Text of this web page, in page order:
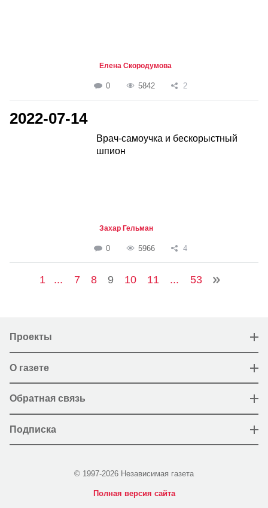
Елена Скородумова
0 5842 2
2022-07-14
Врач-самоучка и бескорыстный
шпион
Захар Гельман
0 5966 4
1 ... 7 8 9 10 11 ... 53
Проекты
О газете
Обратная связь
Подписка
© 1997-2026 Независимая газета
Полная версия сайта